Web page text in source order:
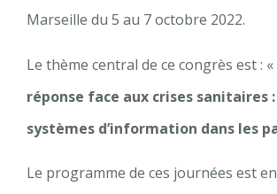
Marseille du 5 au 7 octobre 2022.
Le thème central de ce congrès est : «
réponse face aux crises sanitaires
systèmes d’information dans les
Le programme de ces journées est